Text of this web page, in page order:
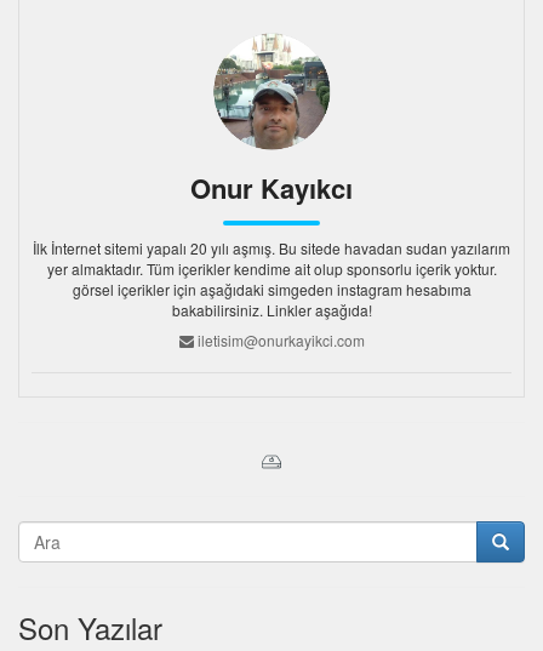
Onur Kayıkcı
İlk İnternet sitemi yapalı 20 yılı aşmış. Bu sitede havadan sudan yazılarım
yer almaktadır. Tüm içerikler kendime ait olup sponsorlu içerik yoktur.
görsel içerikler için aşağıdaki simgeden instagram hesabıma
bakabilirsiniz. Linkler aşağıda!
iletisim@onurkayikci.com
Son Yazılar